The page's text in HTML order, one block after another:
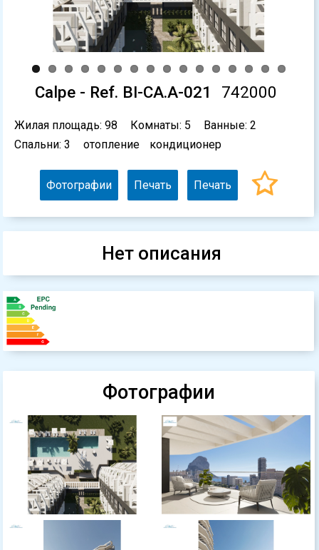
Calpe - Ref. BI-CA.A-021 742000
Жилая площадь: 98 Комнаты: 5
Ванные: 2
Спальни: 3
отопление кондиционер
Фотографии Печать Печать
Нет описания
Фотографии